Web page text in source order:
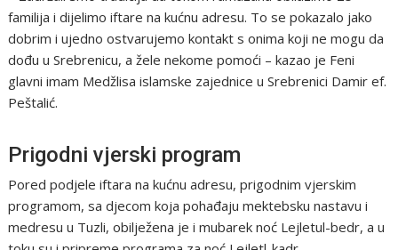
familija i dijelimo iftare na kućnu adresu. To se pokazalo jako
dobrim i ujedno ostvarujemo kontakt s onima koji ne mogu da
dođu u Srebrenicu, a žele nekome pomoći – kazao je Feni
glavni imam Medžlisa islamske zajednice u Srebrenici Damir ef.
Peštalić.
Prigodni vjerski program
Pored podjele iftara na kućnu adresu, prigodnim vjerskim
programom, sa djecom koja pohađaju mektebsku nastavu i
medresu u Tuzli, obilježena je i mubarek noć Lejletul-bedr, a u